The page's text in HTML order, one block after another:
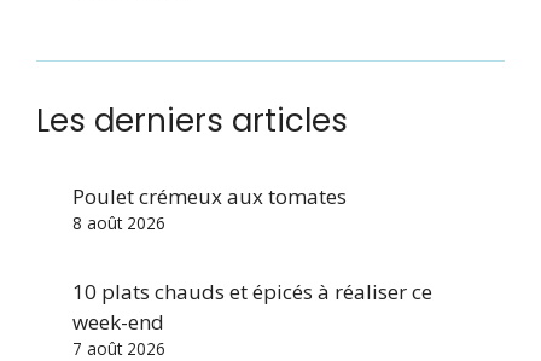
Les derniers articles
Poulet crémeux aux tomates
8 août 2026
10 plats chauds et épicés à réaliser ce
week-end
7 août 2026